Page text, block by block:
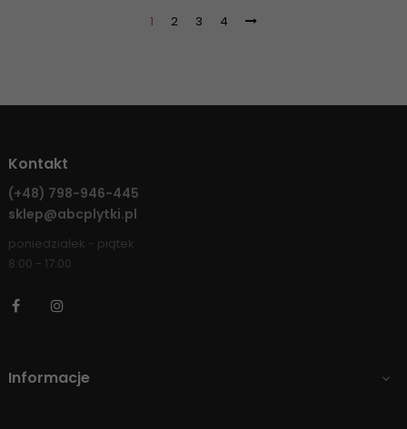
1 2 3 4
Kontakt
(+48) 798-946-445
sklep@abcplytki.pl
poniedziałek - piątek
8:00 - 17:00
Facebook
Informacje 